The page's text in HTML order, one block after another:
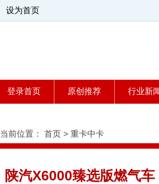
设为首页
登录首页 原创推荐 行业新
当前位置： 首页 > 重卡中卡
陕汽X6000臻选版燃气